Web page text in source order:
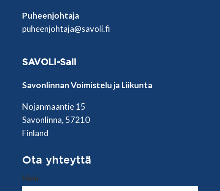
Puheenjohtaja
puheenjohtaja@savoli.fi
SAVOLI-Sali
Savonlinnan Voimistelu ja Liikunta
Nojanmaantie 15
Savonlinna, 57210
Finland
Ota yhteyttä
Nimi